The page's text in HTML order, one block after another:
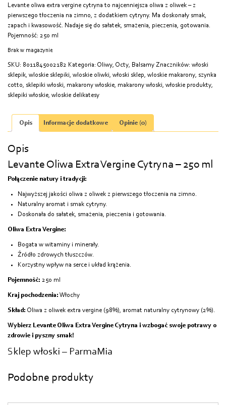
Levante oliwa extra vergine cytryna to najcenniejsza oliwa z oliwek – z
pierwszego tłoczenia na zimno, z dodatkiem cytryny. Ma doskonały smak,
zapach i kwasowość. Nadaje się do sałatek, smażenia, pieczenia, gotowania.
Pojemność: 250 ml
Brak w magazynie
SKU: 8011845002182 Kategoria: Oliwy, Octy, Balsamy Znaczników: włoski
sklepik, wloskie sklepiki, wloskie oliwki, włoski sklep, wloskie makarony, szynka
cotto, sklepiki włoski, makarony włoskie, makarony włoski, włoskie produkty,
sklepiki włoskie, wloskie delikatesy
Opis Informacje dodatkowe Opinie (0)
Opis
Levante Oliwa Extra Vergine Cytryna – 250 ml
Połączenie natury i tradycji:
Najwyższej jakości oliwa z oliwek z pierwszego tłoczenia na zimno.
Naturalny aromat i smak cytryny.
Doskonała do sałatek, smażenia, pieczenia i gotowania.
Oliwa Extra Vergine:
Bogata w witaminy i minerały.
Źródło zdrowych tłuszczów.
Korzystny wpływ na serce i układ krążenia.
Pojemność: 250 ml
Kraj pochodzenia: Włochy
Skład: Oliwa z oliwek extra vergine (98%), aromat naturalny cytrynowy (2%).
Wybierz Levante Oliwa Extra Vergine Cytryna i wzbogać swoje potrawy o
zdrowie i pyszny smak!
Sklep włoski – ParmaMia
Podobne produkty